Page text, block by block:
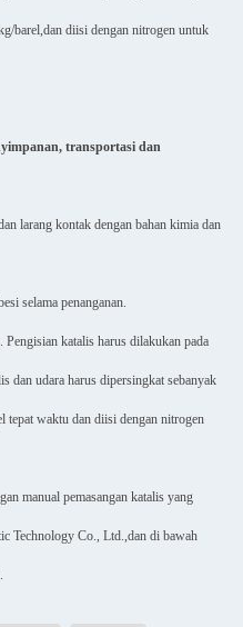
barel,dan diisi dengan nitrogen untuk
transportasi dan
larang kontak dengan bahan kimia dan
selama penanganan.
katalis harus dilakukan pada
dan udara harus dipersingkat sebanyak
tepat waktu dan diisi dengan nitrogen
manual pemasangan katalis yang
Technology Co., Ltd.,dan di bawah